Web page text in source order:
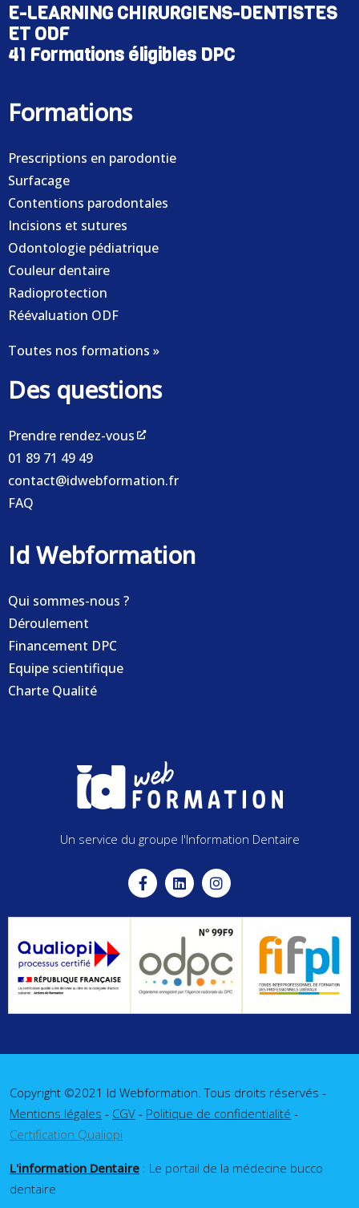
E-LEARNING CHIRURGIENS-DENTISTES
ET ODF
41 Formations éligibles DPC
Formations
Prescriptions en parodontie
Surfacage
Contentions parodontales
Incisions et sutures
Odontologie pédiatrique
Couleur dentaire
Radioprotection
Réévaluation ODF
Toutes nos formations »
Des questions
Prendre rendez-vous
01 89 71 49 49
contact@idwebformation.fr
FAQ
Id Webformation
Qui sommes-nous ?
Déroulement
Financement DPC
Equipe scientifique
Charte Qualité
Un service du groupe l'Information Dentaire
Copyright ©2021 Id Webformation. Tous droits réservés -
Mentions légales - CGV - Politique de confidentialité -
Certification Qualiopi
L'information Dentaire : Le portail de la médecine bucco
dentaire